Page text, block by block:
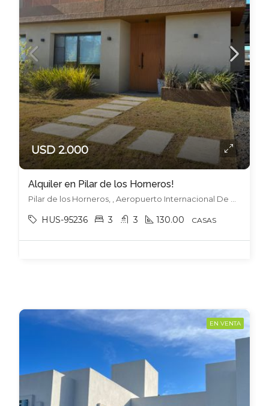
USD 2.000
Alquiler en Pilar de los Horneros!
HUS-95236 3 3 130.00 CASAS
EN VENTA